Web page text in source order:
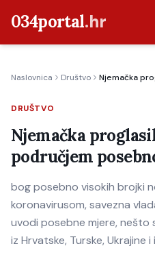
034portal.hr
Crna kronika
Poljoprivreda
Politika
Gospodarstvo
Život
Kultura
Naslovnica Društvo Njemačka
DRUŠTVO
Njemačka
područjem
bog posebno visokih brojki
koronavirusom, savezna
uvodi posebne mjere, nešto
iz Hrvatske, Turske, Ukrajine i